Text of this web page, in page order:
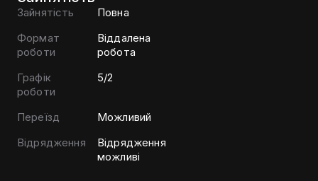
Зайнятість
Повна
Формат
роботи
Віддалена
робота
Графік
роботи
5/2
Переїзд
Можливий
Відрядження
Відрядження
можливі